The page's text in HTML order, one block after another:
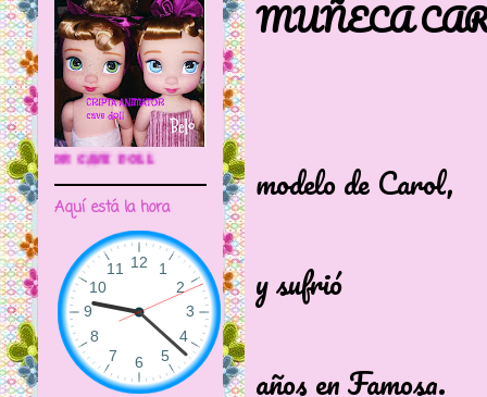
MUÑECA
modelo de Carol,
y sufrió
años en Famosa.
🌼CRIPTA ANIMATOR CAVE DOLL
Aquí está la hora